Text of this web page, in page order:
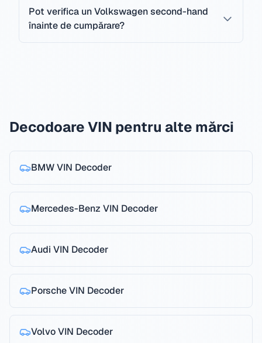
Pot verifica un Volkswagen second-hand
înainte de cumpărare?
Decodoare VIN pentru alte mărci
BMWVIN Decoder
Mercedes-Benz VIN Decoder
Audi VIN Decoder
PorscheVIN Decoder
VolvoVIN Decoder